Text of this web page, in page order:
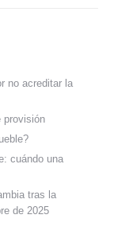
no acreditar la
provisión
cuándo una
tras la
de 2025